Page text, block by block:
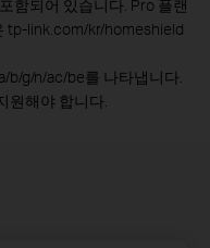
함되어 있습니다. Pro 플랜
tp-link.com/kr/homeshield
b/g/n/ac/be를 나타냅니다.
원해야 합니다.